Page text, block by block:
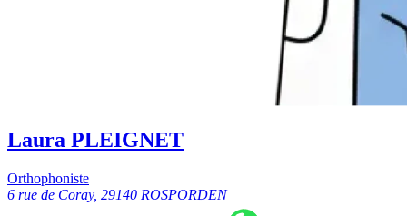
Laura PLEIGNET
Orthophoniste
6 rue de Coray, 29140 ROSPORDEN